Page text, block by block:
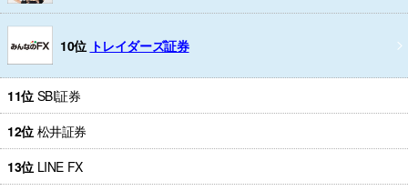
10位 トレイダーズ証券
11位 SBI証券
12位 松井証券
13位 LINE FX